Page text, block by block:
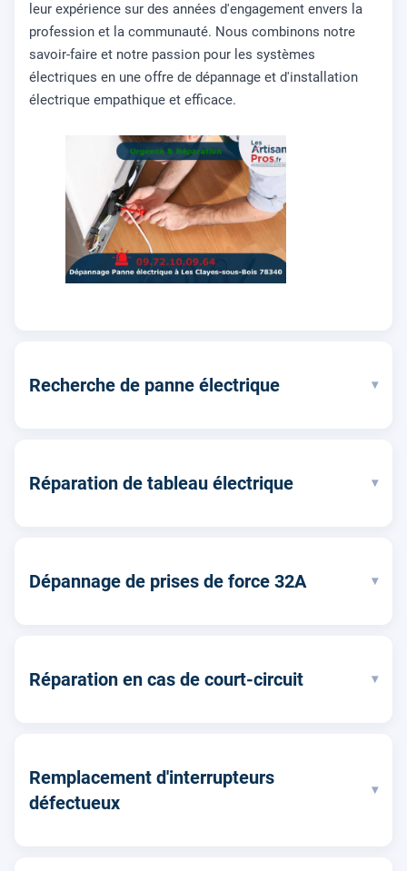
leur expérience sur des années d'engagement envers la
profession et la communauté. Nous combinons notre
savoir-faire et notre passion pour les systèmes
électriques en une offre de dépannage et d'installation
électrique empathique et efficace.
Recherche de panne électrique ▾
Réparation de tableau électrique ▾
Dépannage de prises de force 32A ▾
Réparation en cas de court-circuit ▾
Remplacement d'interrupteurs
défectueux
▾